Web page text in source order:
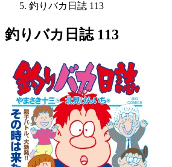
釣りバカ日誌 113
釣りバカ日誌 113